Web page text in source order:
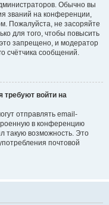
Обычно вы
званий на конференции,
Пожалуйста, не засоряйте
для того, чтобы повысить
запрещено, и модератор
счётчика сообщений.
требуют войти на
отправлять email-
в конференцию
такую возможность. Это
почтовой